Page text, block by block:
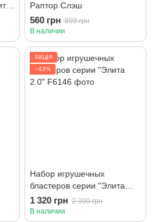
Раптор Слэш
560 грн 899 грн
В наличии
АКЦІЯ
−43%
Набор игрушечных
бластеров серии "Элита
2.0"
1 320 грн 2 300 грн
В наличии